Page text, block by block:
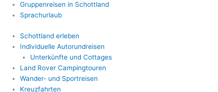
Gruppenreisen in Schottland
Sprachurlaub
Schottland erleben
Individuelle Autorundreisen
Unterkünfte und Cottages
Land Rover Campingtouren
Wander- und Sportreisen
Kreuzfahrten